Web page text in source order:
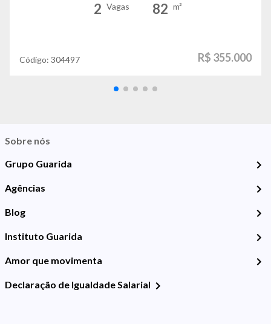
2 Vagas 82 m²
Código: 304497 R$ 355.000
Sobre nós
Grupo Guarida
Agências
Blog
Instituto Guarida
Amor que movimenta
Declaração de Igualdade Salarial